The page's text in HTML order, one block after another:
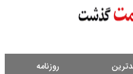
روزنامه